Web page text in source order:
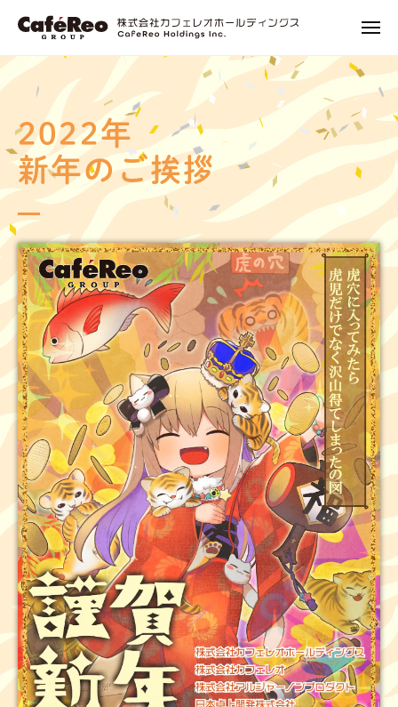
テ
ン
ス
ッ
プ
株
式
社
カ
フ
レ
オ
ホ
ー
ル
デ
ィ
ン
グ
ス
エ
ン
ー
テ
イ
ン
メ
ン
ト
に
関
わ
る
プ
ロ
セ
ス
を
ワ
ン
ス
ト
ッ
プ
で
提
供
す
る
メ
ー
2022年
新年のご挨拶
式
社
ェ
レ
オ
ホ
ー
デ
ィ
ン
グ
ス
ー